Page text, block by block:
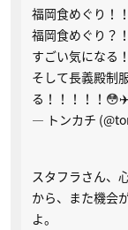
福岡食めぐり！
福岡食めぐり？
すごい気になる
そして長義殿制
る！！！！！😳✈️
— トンカチ
スタフラさん、
から、また機会
よ。